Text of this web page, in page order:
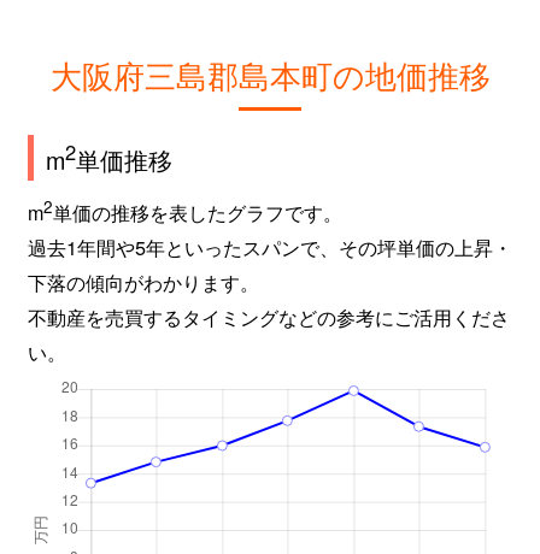
大阪府三島郡島本町の地価推移
m2単価推移
m2単価の推移を表したグラフです。
過去1年間や5年といったスパンで、その坪単価の上昇・
下落の傾向がわかります。
不動産を売買するタイミングなどの参考にご活用くださ
い。